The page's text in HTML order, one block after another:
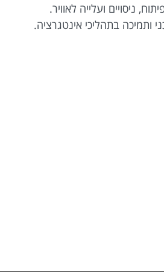
ניסויים ועלייה לאוויר.
ותמיכה בתהליכי אינטגרציה.